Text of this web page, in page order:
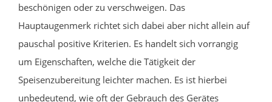
beschönigen oder zu verschweigen. Das
Hauptaugenmerk richtet sich dabei aber nicht allein auf
pauschal positive Kriterien. Es handelt sich vorrangig
um Eigenschaften, welche die Tätigkeit der
Speisenzubereitung leichter machen. Es ist hierbei
unbedeutend, wie oft der Gebrauch des Gerätes